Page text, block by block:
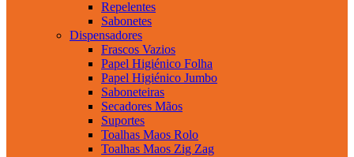
Repelentes
Sabonetes
Dispensadores
Frascos Vazios
Papel Higiénico Folha
Papel Higiénico Jumbo
Saboneteiras
Secadores Mãos
Suportes
Toalhas Maos Rolo
Toalhas Maos Zig Zag